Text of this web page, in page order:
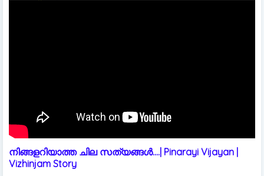
നിങ്ങളറിയാത്ത ചില സത്യങ്ങൾ....| Pinarayi Vijayan |
Vizhinjam Story